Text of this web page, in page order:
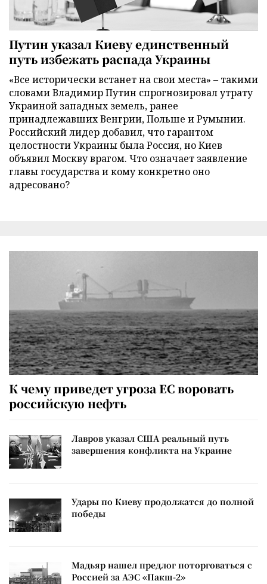
Путин указал Киеву единственный
путь избежать распада Украины
«Все исторически встанет на свои места» – такими
словами Владимир Путин спрогнозировал утрату
Украиной западных земель, ранее
принадлежавших Венгрии, Польше и Румынии.
Российский лидер добавил, что гарантом
целостности Украины была Россия, но Киев
объявил Москву врагом. Что означает заявление
главы государства и кому конкретно оно
адресовано?
К чему приведет угроза ЕС воровать
российскую нефть
Лавров указал США реальный путь
завершения конфликта на Украине
Удары по Киеву продолжатся до полной
победы
Мадьяр нашел предлог поторговаться с
Россией за АЭС «Пакш-2»